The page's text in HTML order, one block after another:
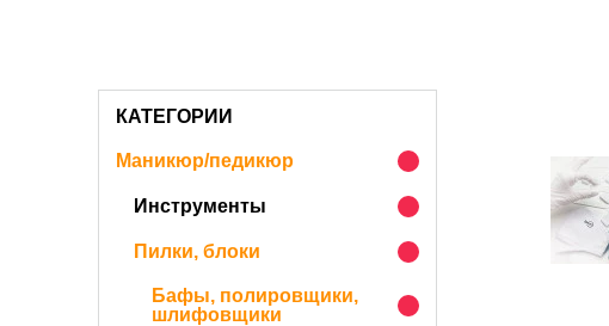
КАТЕГОРИИ
Маникюр/педикюр
Инструменты
Пилки, блоки
Бафы, полировщики,
шлифовщики